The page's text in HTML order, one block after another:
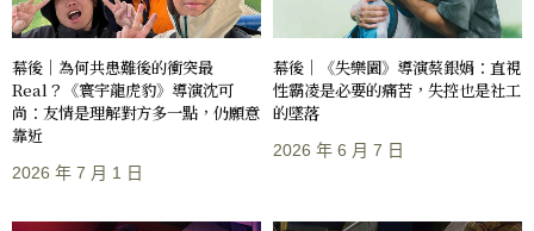
幕後｜為何共患難後的衝突最
Real？《寰宇龍虎豹》導演沈可
尚：友情是理解對方多一點，仍願意
靠近
2026 年 7 月 1 日
幕後｜《失樂園》導演蔡銀娟：直視
性霸凌是必要的痛苦，失控也是社工
的墜落
2026 年 6 月 7 日